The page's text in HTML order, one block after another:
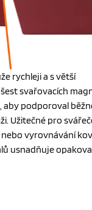
rychleji a s větší
svařovacích
aby podporoval
Užitečné pro
vyrovnávání
usnadňuje